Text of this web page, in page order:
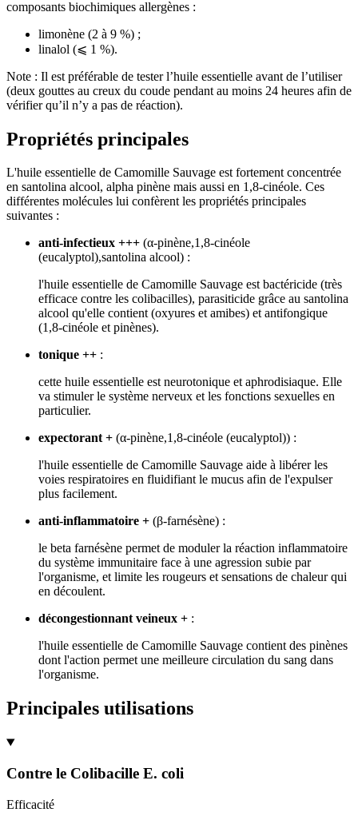
composants biochimiques allergènes :
limonène (2 à 9 %) ;
linalol (⩽ 1 %).
Note : Il est préférable de tester l’huile essentielle avant de l’utiliser
(deux gouttes au creux du coude pendant au moins 24 heures afin de
vérifier qu’il n’y a pas de réaction).
Propriétés principales
L'huile essentielle de Camomille Sauvage est fortement concentrée
en santolina alcool, alpha pinène mais aussi en 1,8-cinéole. Ces
différentes molécules lui confèrent les propriétés principales
suivantes :
anti-infectieux +++ (α-pinène,1,8-cinéole
(eucalyptol),santolina alcool) :
l'huile essentielle de Camomille Sauvage est bactéricide (très
efficace contre les colibacilles), parasiticide grâce au santolina
alcool qu'elle contient (oxyures et amibes) et antifongique
(1,8-cinéole et pinènes).
tonique ++ :
cette huile essentielle est neurotonique et aphrodisiaque. Elle
va stimuler le système nerveux et les fonctions sexuelles en
particulier.
expectorant + (α-pinène,1,8-cinéole (eucalyptol)) :
l'huile essentielle de Camomille Sauvage aide à libérer les
voies respiratoires en fluidifiant le mucus afin de l'expulser
plus facilement.
anti-inflammatoire + (β-farnésène) :
le beta farnésène permet de moduler la réaction inflammatoire
du système immunitaire face à une agression subie par
l'organisme, et limite les rougeurs et sensations de chaleur qui
en découlent.
décongestionnant veineux + :
l'huile essentielle de Camomille Sauvage contient des pinènes
dont l'action permet une meilleure circulation du sang dans
l'organisme.
Principales utilisations
Contre le Colibacille E. coli
Efficacité